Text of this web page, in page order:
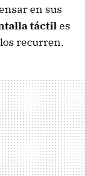
en sus
táctiles
recurren.